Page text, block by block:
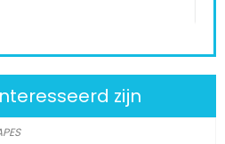
zijn